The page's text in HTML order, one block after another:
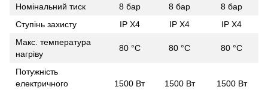
Номінальний тиск
8 бар 8 бар
8 бар
Ступінь захисту
IP X4 IP X4
IP X4
Макс. температура
нагріву
80 °С 80 °С 80 °С
Потужність
електричного
1500 Вт 1500 Вт 1500 Вт